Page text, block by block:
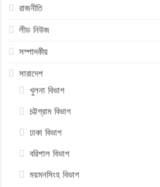
রাজনীতি
লীড নিউজ
সম্পাদকীয়
সারাদেশ
খুলনা বিভাগ
চট্টগ্রাম বিভাগ
ঢাকা বিভাগ
বরিশাল বিভাগ
ময়মনসিংহ বিভাগ